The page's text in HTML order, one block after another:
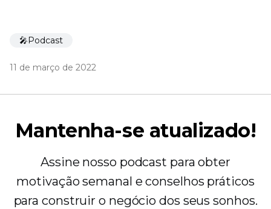
🎤Podcast
11 de março de 2022
Mantenha-se atualizado!
Assine nosso podcast para obter
motivação semanal e conselhos práticos
para construir o negócio dos seus sonhos.